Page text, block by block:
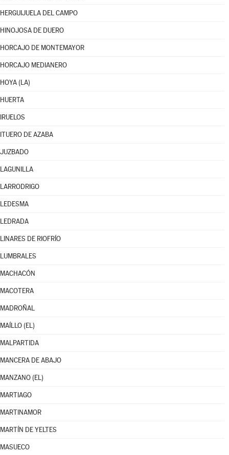
HERGUIJUELA DEL CAMPO
HINOJOSA DE DUERO
HORCAJO DE MONTEMAYOR
HORCAJO MEDIANERO
HOYA (LA)
HUERTA
IRUELOS
ITUERO DE AZABA
JUZBADO
LAGUNILLA
LARRODRIGO
LEDESMA
LEDRADA
LINARES DE RIOFRÍO
LUMBRALES
MACHACÓN
MACOTERA
MADROÑAL
MAÍLLO (EL)
MALPARTIDA
MANCERA DE ABAJO
MANZANO (EL)
MARTIAGO
MARTINAMOR
MARTÍN DE YELTES
MASUECO